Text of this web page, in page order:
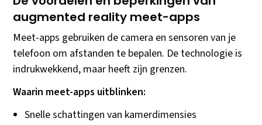
augmented reality meet-apps
Meet-apps gebruiken de camera en sensoren van je
telefoon om afstanden te bepalen. De technologie is
indrukwekkend, maar heeft zijn grenzen.
Waarin meet-apps uitblinken:
Snelle schattingen van kamerdimensies